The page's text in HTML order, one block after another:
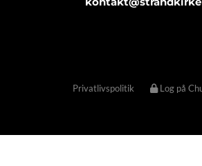
Privatlivspolitik Log på